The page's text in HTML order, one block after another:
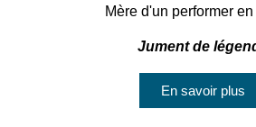
Mère d'un performer
Jument de
En savoir plus